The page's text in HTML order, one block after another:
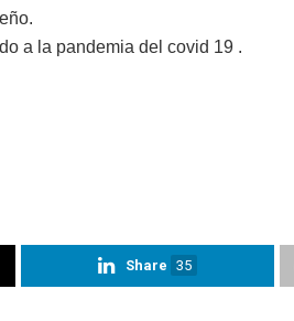
a la pandemia del covid 19 .
Share 35